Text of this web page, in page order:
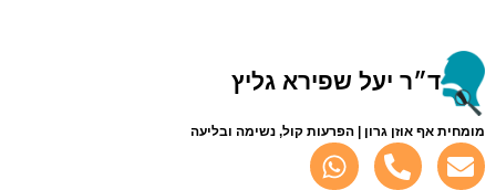
ד״ר יעל שפירא גליץ
מומחית אף אוזן גרון | הפרעות קול, נשימה ובליעה